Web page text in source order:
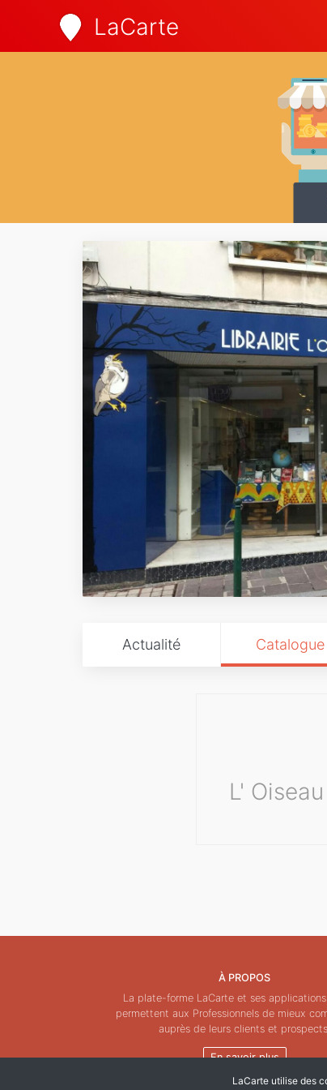
LaCarte
Actualité Catalogue
L'
À PROPOS
La plate-forme LaCarte et ses
permettent aux Professionnels de mieux
auprès de leurs clients et prospects.
En savoir plus
LaCarte utilise des